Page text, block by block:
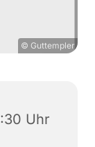
© Guttempler
Uhr